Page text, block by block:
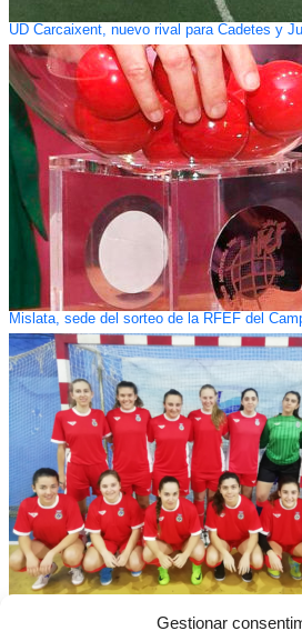
Gestionar
UD Carcaixent, nuevo rival para Cadetes y
Mislata, sede del sorteo de la RFEF del